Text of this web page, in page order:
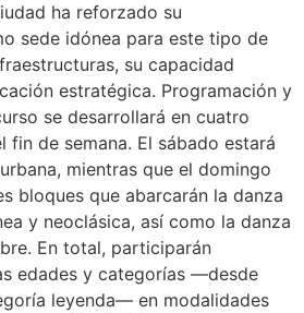
ha reforzado su
sede idónea para este tipo de
su capacidad
estratégica. Programación y
se desarrollará en cuatro
fin de semana. El sábado estará
mientras que el domingo
bloques que abarcarán la danza
y neoclásica, así como la danza
En total, participarán
edades y categorías —desde
leyenda— en modalidades